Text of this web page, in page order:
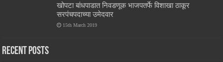
खोपटा बांधपाडात निवडणूक भाजपतर्फे विशाखा ठाकूर
सरपंचपदाच्या उमेदवार
15th March 2019
Recent Posts